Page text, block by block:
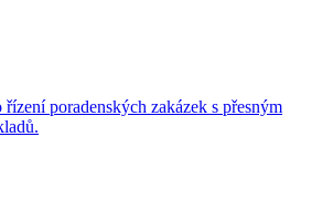
řízení poradenských zakázek s přesným